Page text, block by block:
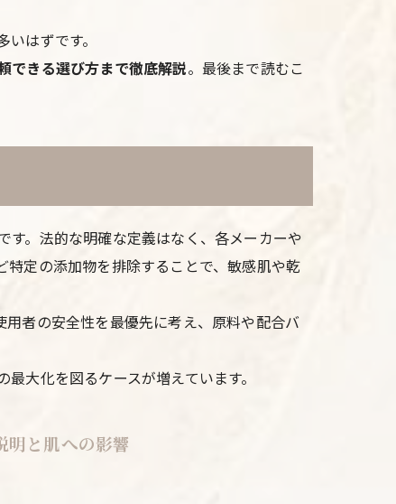
はずです。
できる選び方まで徹底解説。最後まで読むこ
す。法的な明確な定義はなく、各メーカーや
定の添加物を排除することで、敏感肌や乾
用者の安全性を最優先に考え、原料や配合バ
大化を図るケースが増えています。
明と肌への影響